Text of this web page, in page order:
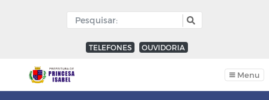
TELEFONES OUVIDORIA
Menu